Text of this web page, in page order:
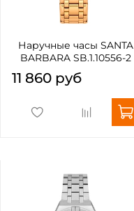
Наручные часы SANTA
BARBARA SB.1.10556-2
11 860 руб